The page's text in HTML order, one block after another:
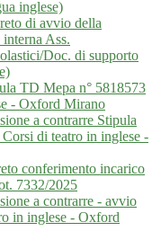
inglese)
di avvio della
Ass.
Doc. di supporto
TD Mepa n° 5818573
- Oxford Mirano
a contrarre Stipula
di teatro in inglese -
conferimento incarico
7332/2025
a contrarre - avvio
in inglese - Oxford